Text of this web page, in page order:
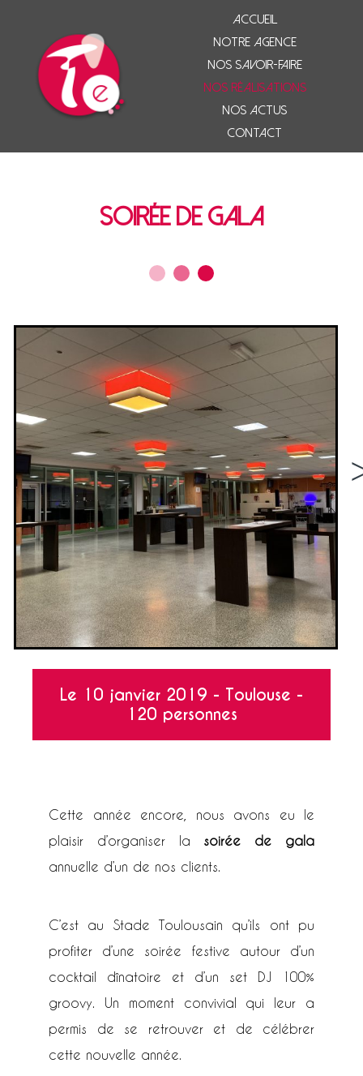
Accueil
Notre agence
Nos savoir-faire
Nos réalisations
Nos actus
Contact
Soirée de Gala
Le 10 janvier 2019 - Toulouse -
120 personnes
Cette année encore, nous avons eu le
plaisir d’organiser la soirée de gala
annuelle d’un de nos clients.
C’est au Stade Toulousain qu’ils ont pu
profiter d’une soirée festive autour d’un
cocktail dînatoire et d’un set DJ 100%
groovy. Un moment convivial qui leur a
permis de se retrouver et de célébrer
cette nouvelle année.